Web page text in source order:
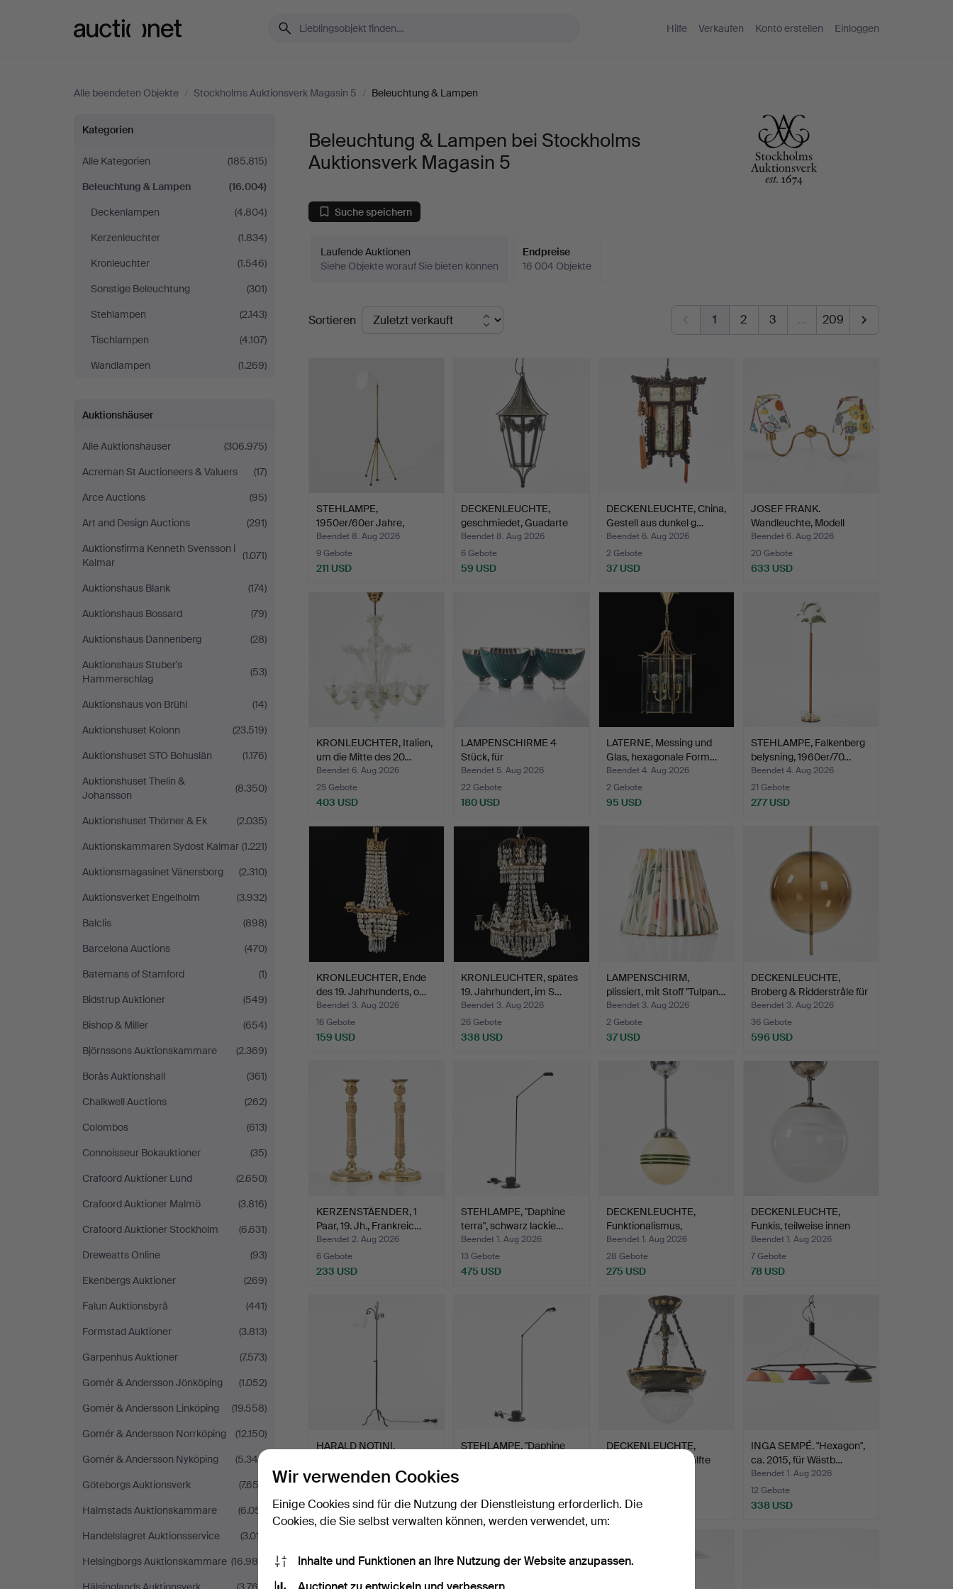
Hilfe Verkaufen Konto erstellen Einloggen
Alle beendeten Objekte / Stockholms Auktionsverk Magasin 5 / Beleuchtung & Lampen
Beleuchtung
&
Lampen
bei
Stockholms
Auktionsverk
Magasin
Kategorien
Alle Kategorien
(185.815)
Beleuchtung & Lampen
(16.004)
Deckenlampen
(4.804)
Kerzenleuchter
(1.834)
Kronleuchter
(1.546)
Sonstige Beleuchtung
(301)
Stehlampen
(2.143)
Tischlampen
(4.107)
Wandlampen
(1.269)
Auktionshäuser
Alle Auktionshäuser
(306.975)
Acreman St Auctioneers & Valuers
(17)
Arce Auctions
(95)
Art and Design Auctions
(291)
Auktionsfirma Kenneth Svensson i
Kalmar
(1.071)
Auktionshaus Blank
(174)
Auktionshaus Bossard
(79)
Auktionshaus Dannenberg
(28)
Auktionshaus Stuber's
Hammerschlag
(53)
Auktionshaus von Brühl
(14)
Auktionshuset Kolonn
(23.519)
Auktionshuset STO Bohuslän
(1.176)
Auktionshuset Thelin &
Johansson
(8.350)
Auktionshuset Thörner & Ek
(2.035)
Auktionskammaren Sydost Kalmar (1.221)
Auktionsmagasinet Vänersborg
(2.310)
Auktionsverket Engelholm
(3.932)
Balclis
(898)
Barcelona Auctions
(470)
Batemans of Stamford
(1)
Bidstrup Auktioner
(549)
Bishop & Miller
(654)
Björnssons Auktionskammare
(2.369)
Borås Auktionshall
(361)
Chalkwell Auctions
(262)
Colombos
(613)
Connoisseur Bokauktioner
(35)
Crafoord Auktioner Lund
(2.650)
Crafoord Auktioner Malmö
(3.816)
Crafoord Auktioner Stockholm
(6.631)
Dreweatts Online
(93)
Ekenbergs Auktioner
(269)
Falun Auktionsbyrå
(441)
Formstad Auktioner
(3.813)
Garpenhus Auktioner
(7.573)
Gomér & Andersson Jönköping
(1.052)
Gomér & Andersson Linköping
(19.558)
Gomér & Andersson Norrköping
(12.150)
Gomér & Andersson Nyköping
(5.346)
Göteborgs Auktionsverk
(7.652)
Halmstads Auktionskammare
(6.051)
Handelslagret Auktionsservice
(3.017)
Helsingborgs Auktionskammare (16.989)
Beleuchtung & Lampen bei Stockholms
Auktionsverk Magasin 5
Suche speichern
Laufende Auktionen
Siehe Objekte worauf Sie bieten können
Endpreise
16 004 Objekte
Endpreise
Sortieren 1 2 3 … 209
STEHLAMPE,
1950er/60er Jahre,
Messing und …
Beendet 8. Aug 2026
9 Gebote
211 USD
DECKENLEUCHTE,
geschmiedet, Guadarte
Light…
Beendet 8. Aug 2026
6 Gebote
59 USD
DECKENLEUCHTE, China,
Gestell aus dunkel g…
Beendet 6. Aug 2026
2 Gebote
37 USD
JOSEF FRANK.
Wandleuchte, Modell
2335, mit…
Beendet 6. Aug 2026
20 Gebote
633 USD
KRONLEUCHTER, Italien,
um die Mitte des 20…
Beendet 6. Aug 2026
25 Gebote
403 USD
LAMPENSCHIRME 4
Stück, für
Ladenbeleuchtun…
Beendet 5. Aug 2026
22 Gebote
180 USD
LATERNE, Messing und
Glas, hexagonale Form…
Beendet 4. Aug 2026
2 Gebote
95 USD
STEHLAMPE, Falkenberg
belysning, 1960er/70…
Beendet 4. Aug 2026
21 Gebote
277 USD
KRONLEUCHTER, Ende
des 19. Jahrhunderts, o…
Beendet 3. Aug 2026
16 Gebote
159 USD
KRONLEUCHTER, spätes
19. Jahrhundert, im S…
Beendet 3. Aug 2026
26 Gebote
338 USD
LAMPENSCHIRM,
plissiert, mit Stoff "Tulpan…
Beendet 3. Aug 2026
2 Gebote
37 USD
DECKENLEUCHTE,
Broberg & Ridderstråle für
…
Beendet 3. Aug 2026
36 Gebote
596 USD
KERZENSTÄENDER, 1
Paar, 19. Jh., Frankreic…
Beendet 2. Aug 2026
6 Gebote
233 USD
STEHLAMPE, "Daphine
terra", schwarz lackie…
Beendet 1. Aug 2026
13 Gebote
475 USD
DECKENLEUCHTE,
Funktionalismus,
kugelförmi…
Beendet 1. Aug 2026
28 Gebote
275 USD
DECKENLEUCHTE,
Funkis, teilweise innen
mat…
Beendet 1. Aug 2026
7 Gebote
78 USD
HARALD NOTINI.
…
Beendet 1. Aug 2026
264 USD
STEHLAMPE, "Daphine
465 USD
DECKENLEUCHTE,
Jugendstil, erste Hälfte
53 USD
INGA SEMPÉ. "Hexagon",
ca. 2015, für Wästb…
Beendet 1. Aug 2026
12 Gebote
338 USD
Wir verwenden Cookies
Einige Cookies sind für die Nutzung der Dienstleistung erforderlich. Die
Cookies, die Sie selbst verwalten können, werden verwendet, um:
Inhalte und Funktionen an Ihre Nutzung der Website anzupassen.